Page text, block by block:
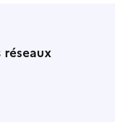
réseaux